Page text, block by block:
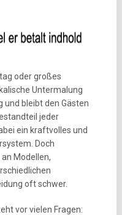
oder großes
Untermalung
bleibt den Gästen
jeder
ein kraftvolles und
Doch
Modellen,
oft schwer.
vor vielen Fragen: